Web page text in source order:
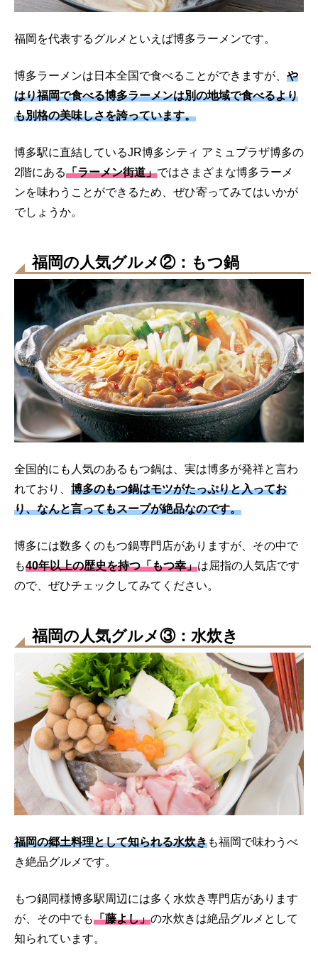
福岡を代表するグルメといえば博多ラーメンです。
博多ラーメンは日本全国で食べることができますが、 や
はり福岡で食べる博多ラーメンは別の地域で食べるより
も別格の美味しさを誇っています。
博多駅に直結しているJR博多シティ アミュプラザ博多の
2階にある「ラーメン街道」ではさまざまな博多ラーメ
ンを味わうことができるため、ぜひ寄ってみてはいかが
でしょうか。
福岡の人気グルメ②：もつ鍋
全国的にも人気のあるもつ鍋は、実は博多が発祥と言わ
れており、 博多のもつ鍋はモツがたっぷりと入ってお
り、なんと言ってもスープが絶品なのです。
博多には数多くのもつ鍋専門店がありますが、その中で
も40年以上の歴史を持つ「もつ幸」は屈指の人気店です
ので、ぜひチェックしてみてください。
福岡の人気グルメ③：水炊き
福岡の郷土料理として知られる水炊きも福岡で味わうべ
き絶品グルメです。
もつ鍋同様博多駅周辺には多く水炊き専門店があります
が、その中でも「藤よし」の水炊きは絶品グルメとして
知られています。